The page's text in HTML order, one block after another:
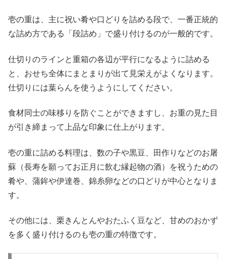
壱の重は、主に祝い肴や口どりを詰める段で、一番正統的
な詰め方である「段詰め」で盛り付けるのが一般的です。
仕切りのラインと重箱の各辺が平行になるように詰める
と、おせち全体にまとまりが出て見栄えがよくなります。
仕切りには葉らんを使うようにしてください。
食材同士の味移りを防ぐことができますし、お重の見た目
が引き締まって上品な印象に仕上がります。
壱の重に詰める料理は、数の子や黒豆、田作りなどのお屠
蘇（長寿を願ってお正月に飲む縁起物の酒）を祝うための
肴や、蒲鉾や伊達巻、錦糸卵などの口どりが中心となりま
す。
その他には、栗きんとんやおたふく豆など、甘めのおかず
を多く盛り付けるのも壱の重の特徴です。